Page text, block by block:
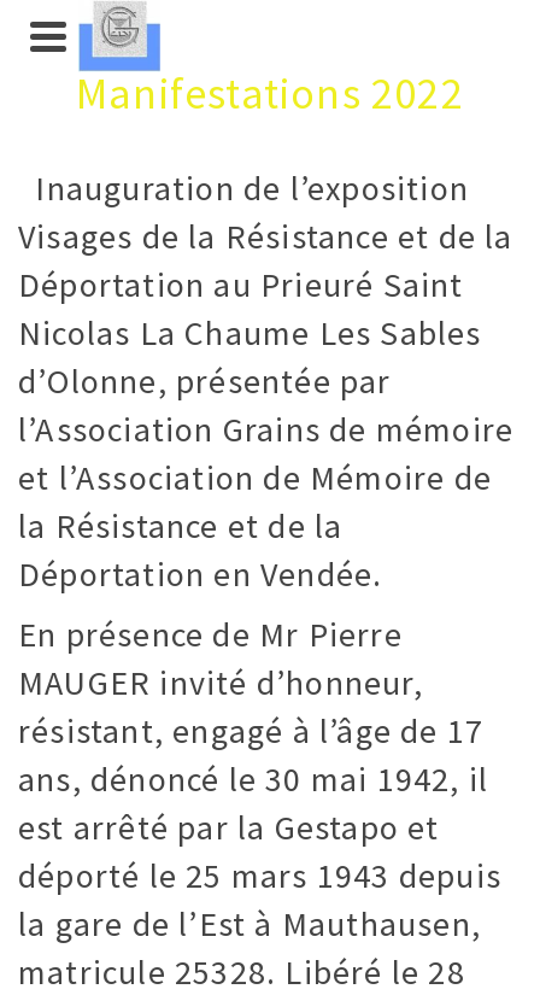
Manifestations 2022
Inauguration de l’exposition
Visages de la Résistance et de la
Déportation au Prieuré Saint
Nicolas La Chaume Les Sables
d’Olonne, présentée par
l’Association Grains de mémoire
et l’Association de Mémoire de
la Résistance et de la
Déportation en Vendée.
En présence de Mr Pierre
MAUGER invité d’honneur,
résistant, engagé à l’âge de 17
ans, dénoncé le 30 mai 1942, il
est arrêté par la Gestapo et
déporté le 25 mars 1943 depuis
la gare de l’Est à Mauthausen,
matricule 25328. Libéré le 28